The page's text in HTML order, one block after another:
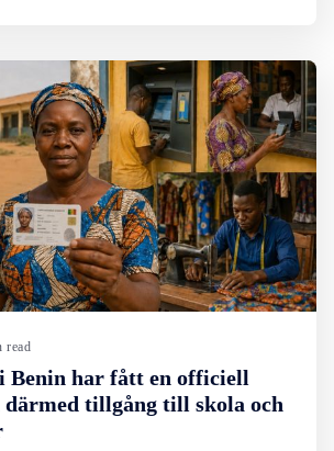
read
Benin har fått en officiell
tillgång till skola och